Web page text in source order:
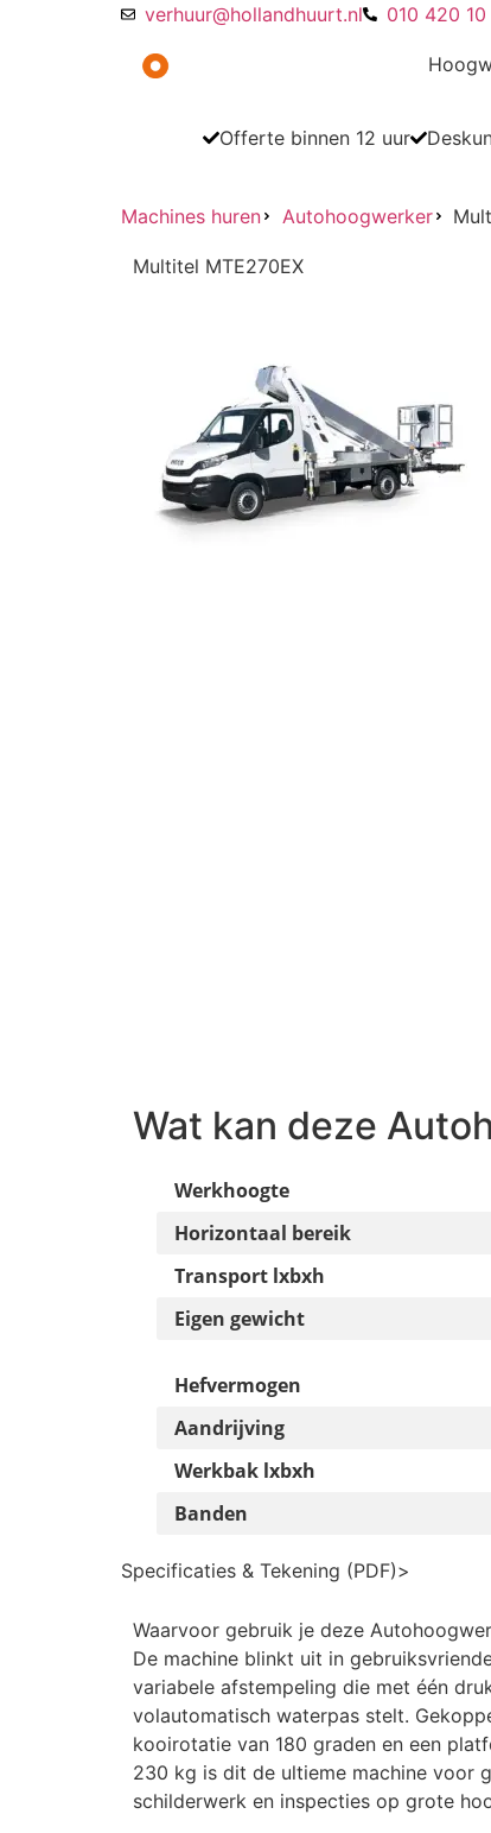
verhuur@hollandhuurt.nl 010 420
Offerte binnen 12 uur
Machines huren Autohoogwerker
Multitel MTE270EX
Wat kan deze
Werkhoogte
Horizontaal bereik
Transport lxbxh
Eigen gewicht
Hefvermogen
Aandrijving
Werkbak lxbxh
Banden
Specificaties & Tekening (PDF)>
Waarvoor gebruik je deze
De machine blinkt uit in
variabele afstempeling die met één
volautomatisch waterpas stelt.
kooirotatie van 180 graden en een
230 kg is dit de ultieme machine voor
schilderwerk en inspecties op grote